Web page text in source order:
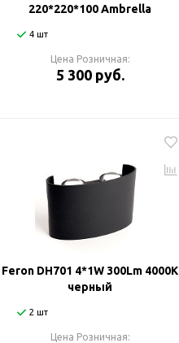
220*220*100 Ambrella
4 шт
Цена Розничная:
5 300 руб.
Feron DH701 4*1W 300Lm 4000K
черный
2 шт
Цена Розничная: